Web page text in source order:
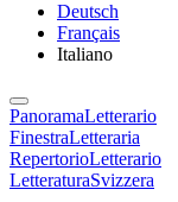
Deutsch
Français
Italiano
PanoramaLetterario
FinestraLetteraria
RepertorioLetterario
LetteraturaSvizzera